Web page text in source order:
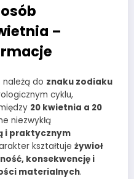
–
należą do znaku zodiaku
cyklu,
20 kwietnia a 20
niezwykłą
i praktycznym
kształtuje żywioł
konsekwencję i
materialnych.